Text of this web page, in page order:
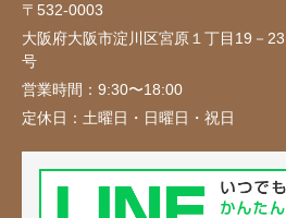
〒532-0003
大阪府大阪市淀川区宮原１丁目19－
号
営業時間： 9:30〜18:00
定休日： 土曜日・日曜日・祝日